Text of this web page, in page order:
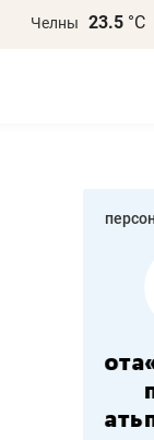
Челны 23.5 °С
«Не